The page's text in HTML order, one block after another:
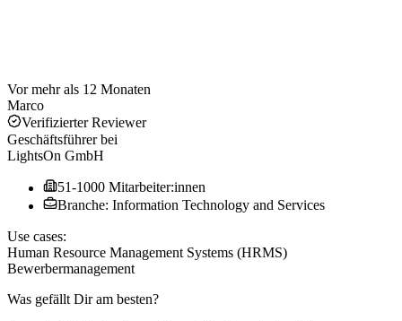
Vor mehr als 12 Monaten
Marco
Verifizierter Reviewer
Geschäftsführerbei
LightsOn GmbH
51-1000 Mitarbeiter:innen
Branche: Information Technology and Services
Use cases:
Human Resource Management Systems (HRMS)
Bewerbermanagement
Was gefällt Dir am besten?